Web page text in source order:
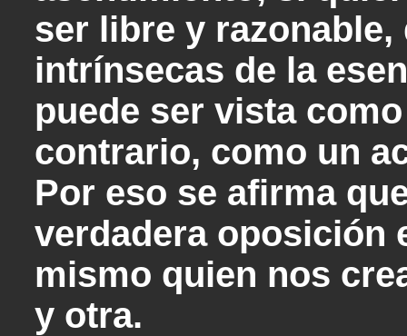
ser libre y
intrínsecas de la
puede ser vista
contrario, como un
Por eso se afirma
verdadera oposición
mismo quien nos
y otra.